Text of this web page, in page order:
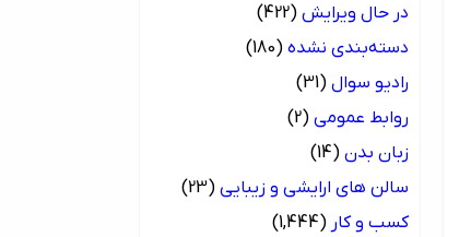
در حال ویرایش (422)
دسته‌بندی نشده (180)
رادیو سوال (31)
روابط عمومی (2)
زبان بدن (14)
سالن های ارایشی و زیبایی (23)
کسب و کار (1,444)